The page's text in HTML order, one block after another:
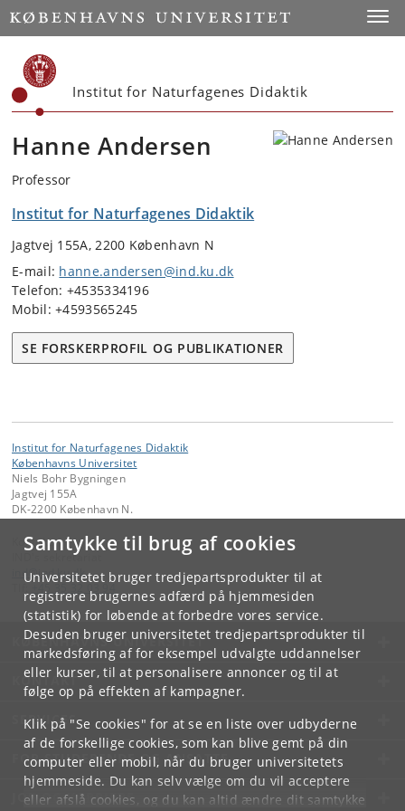
Samtykke til brug af cookies
Universitetet bruger tredjepartsprodukter til at
registrere brugernes adfærd på hjemmesiden
(statistik) for løbende at forbedre vores service.
Desuden bruger universitetet tredjepartsprodukter til
markedsføring af for eksempel udvalgte uddannelser
eller kurser, til at personalisere annoncer og til at
følge op på effekten af kampagner.
Klik på "Se cookies" for at se en liste over udbyderne
af de forskellige cookies, som kan blive gemt på din
computer eller mobil, når du bruger universitetets
hjemmeside. Du kan selv vælge om du vil acceptere
eller afslå cookies, og du kan altid ændre dit samtykke
Start
Institut for Naturfagenes Didaktik
Hanne Andersen
Professor
Institut for Naturfagenes Didaktik
Jagtvej 155A, 2200 København N
E-mail: hanne.andersen@ind.ku.dk
Telefon: +4535334196
Mobil: +4593565245
SE FORSKERPROFIL OG PUBLIKATIONER
Institut for Naturfagenes Didaktik
Københavns Universitet
Niels Bohr Bygningen
Jagtvej 155A
DK-2200 København N.
Kontakt:
IND's sekretariat
ind @ind. ku.dk
KØBENHAVNS UNIVERSITET
KONTAKT
SERVICES
FOR STUDERENDE OG ANSATTE
JOB OG KARRIERE